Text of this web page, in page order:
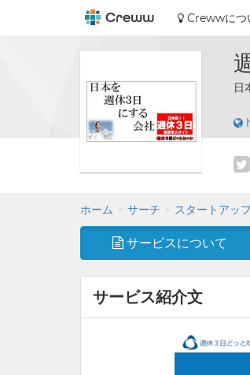
Crewwにつ
日
ホーム サーチ スタートアッ
サービスについて
サービス紹介文